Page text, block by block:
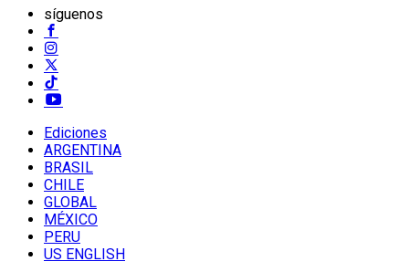
síguenos
Ediciones
ARGENTINA
BRASIL
CHILE
GLOBAL
MÉXICO
PERU
US ENGLISH